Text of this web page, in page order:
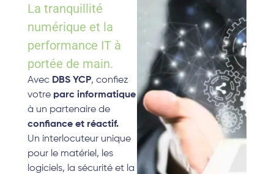
La tranquillité
numérique et la
performance IT à
portée de main.
Avec DBS YCP, confiez
votre parc informatique
à un partenaire de
confiance et réactif.
Un interlocuteur unique
pour le matériel, les
logiciels, la sécurité et la